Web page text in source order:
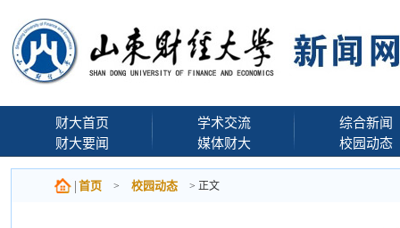
财大首页
财大要闻
学术交流
媒体财大
综合新闻
校园动态
首页 > 校园动态 > 正文